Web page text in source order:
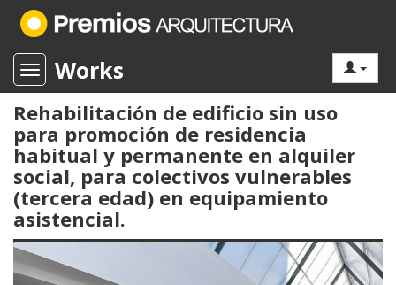
Toggle navigation
Works
Rehabilitación de edificio sin uso
para promoción de residencia
habitual y permanente en alquiler
social, para colectivos vulnerables
(tercera edad) en equipamiento
asistencial.